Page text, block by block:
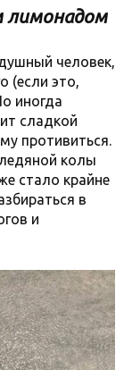
лимонадом
человек,
(если это,
иногда
сладкой
противиться.
колы
стало крайне
в
и